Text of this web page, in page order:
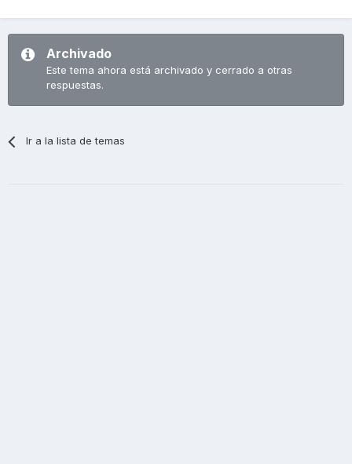
Archivado
Este tema ahora está archivado y cerrado a otras
respuestas.
Ir a la lista de temas